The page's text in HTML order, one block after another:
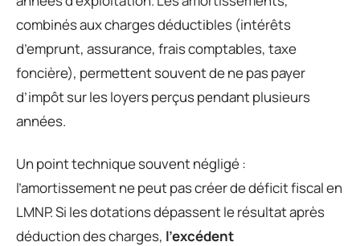
combinés aux charges déductibles (intérêts
d’emprunt, assurance, frais comptables, taxe
foncière), permettent souvent de ne pas payer
d’impôt sur les loyers perçus pendant plusieurs
années.
Un point technique souvent négligé :
l’amortissement ne peut pas créer de déficit fiscal en
LMNP. Si les dotations dépassent le résultat après
déduction des charges, l’excédent